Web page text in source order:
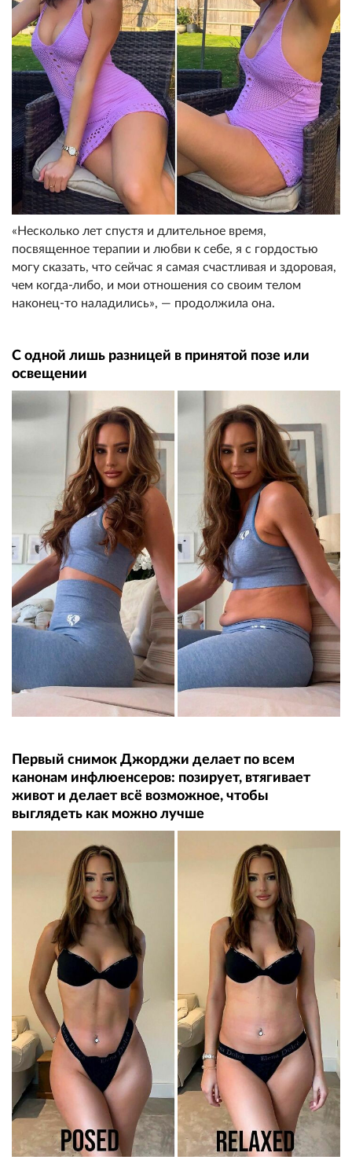
«Несколько лет спустя и длительное время,
посвященное терапии и любви к себе, я с гордостью
могу сказать, что сейчас я самая счастливая и здоровая,
чем когда-либо, и мои отношения со своим телом
наконец-то наладились», — продолжила она.
С одной лишь разницей в принятой позе или
освещении
Первый снимок Джорджи делает по всем
канонам инфлюенсеров: позирует, втягивает
живот и делает всё возможное, чтобы
выглядеть как можно лучше